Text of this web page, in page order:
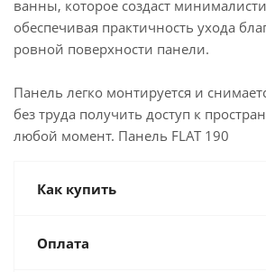
ванны, которое создаст
обеспечивая практичность ухода
ровной поверхности панели.
Панель легко монтируется и
без труда получить доступ к
любой момент. Панель FLAT 190
Как купить
Оплата